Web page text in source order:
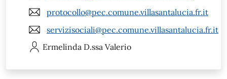
protocollo@pec.comune.villasantalucia.fr.it
servizisociali@pec.comune.villasantalucia.fr.it
Ermelinda D.ssa Valerio